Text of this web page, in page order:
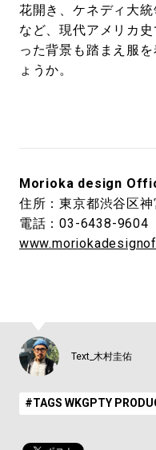
花開き、ケネディ大
など、現代アメリカ
った背景も踏まえ服
ょうか。
Morioka design
住所：東京都渋谷区
電話：03-6438-9604
Text_木村圭佑
#TAGS WKGPTY